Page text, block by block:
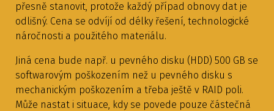
přesně stanovit, protože každý případ obnovy dat je
odlišný. Cena se odvíjí od délky řešení, technologické
náročnosti a použitého materiálu.
Jiná cena bude např. u pevného disku (HDD) 500 GB se
softwarovým poškozením než u pevného disku s
mechanickým poškozením a třeba ještě v RAID poli.
Může nastat i situace, kdy se povede pouze částečná